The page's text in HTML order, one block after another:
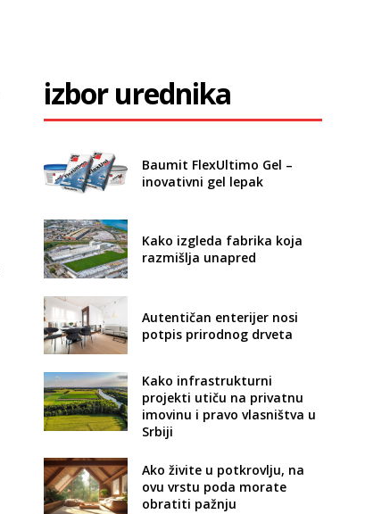
izbor urednika
Baumit FlexUltimo Gel –
inovativni gel lepak
Kako izgleda fabrika koja
razmišlja unapred
Autentičan enterijer nosi
potpis prirodnog drveta
Kako infrastrukturni
projekti utiču na privatnu
imovinu i pravo vlasništva u
Srbiji
Ako živite u potkrovlju, na
ovu vrstu poda morate
obratiti pažnju